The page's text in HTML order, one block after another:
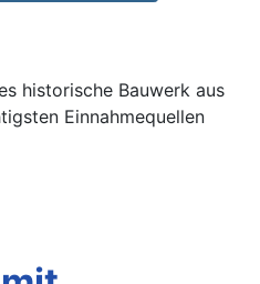
historische Bauwerk aus
Einnahmequellen